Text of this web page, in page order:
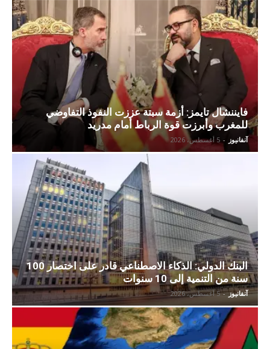
فايننشال تايمز: أزمة سبتة عززت النفوذ التفاوضي
للمغرب وأبرزت قوة الرباط أمام مدريد
آنفانيوز - 5 أغسطس، 2026
البنك الدولي: الذكاء الاصطناعي قادر على اختصار 100
سنة من التنمية إلى 10 سنوات
آنفانيوز - 5 أغسطس، 2026